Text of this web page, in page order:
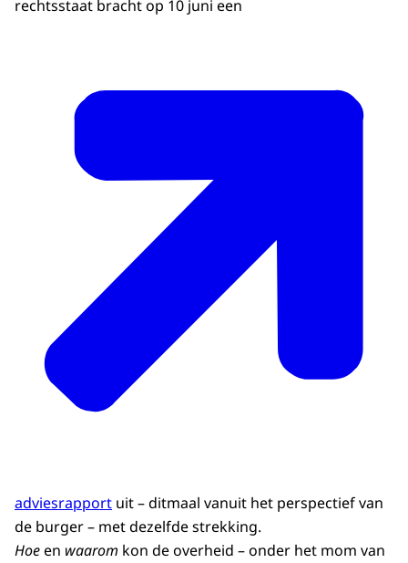
rechtsstaat bracht op 10 juni een
adviesrapport uit – ditmaal vanuit het perspectief van
de burger – met dezelfde strekking.
Hoeen waarom kon de overheid – onder het mom van